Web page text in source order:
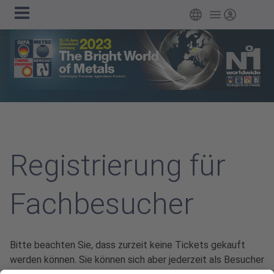
Zum Hauptinhalt springen
Hauptnavigation
DeutschLogin
Registrierung für
Fachbesucher
Bitte beachten Sie, dass zurzeit keine Tickets gekauft
werden können. Sie können sich aber jederzeit als Besucher